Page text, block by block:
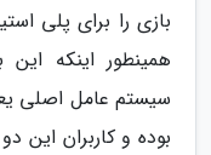
همینطور اینکه
بوده و کاربران این